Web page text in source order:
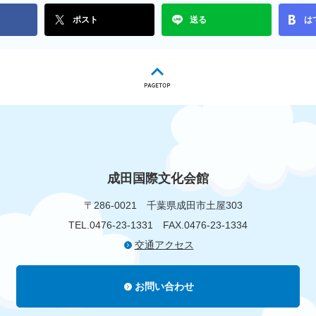
ポスト 送る は
成田国際文化会館
〒286-0021 千葉県成田市土屋303
TEL.0476-23-1331 FAX.0476-23-1334
交通アクセス
お問い合わせ